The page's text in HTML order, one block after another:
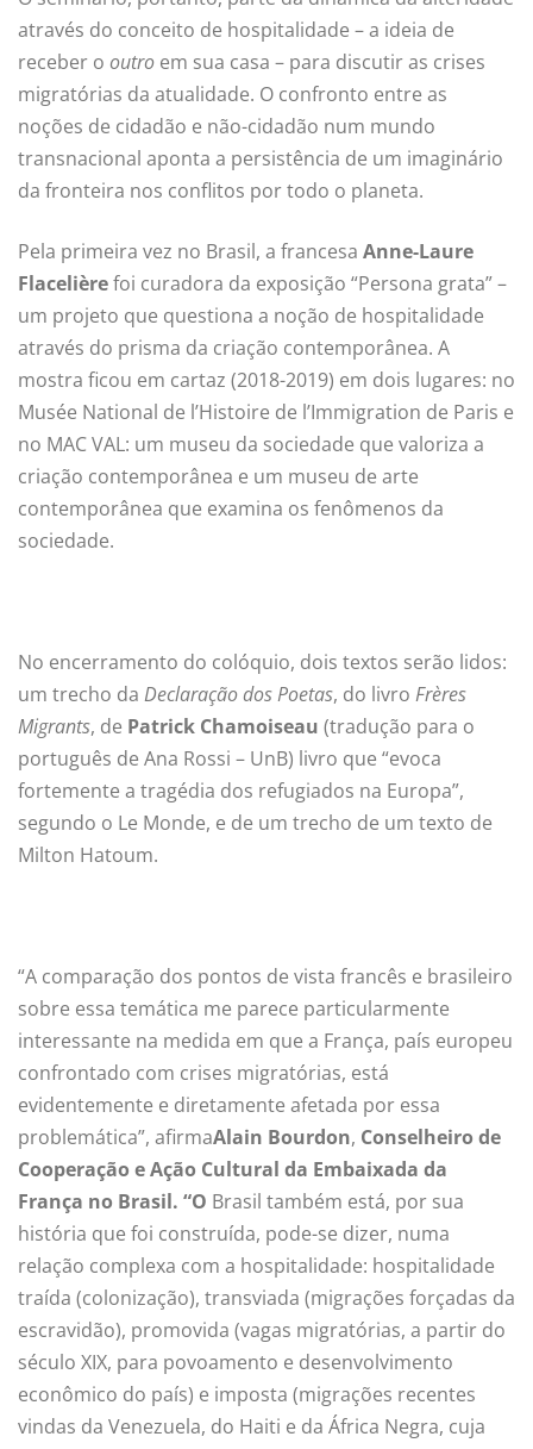
através do conceito de hospitalidade – a ideia de
receber o outro em sua casa – para discutir as crises
migratórias da atualidade. O confronto entre as
noções de cidadão e não-cidadão num mundo
transnacional aponta a persistência de um imaginário
da fronteira nos conflitos por todo o planeta.
Pela primeira vez no Brasil, a francesa Anne-Laure
Flacelièrefoi curadora da exposição “Persona grata” –
um projeto que questiona a noção de hospitalidade
através do prisma da criação contemporânea. A
mostra ficou em cartaz (2018-2019) em dois lugares: no
Musée National de l’Histoire de l’Immigration de Paris e
no MAC VAL: um museu da sociedade que valoriza a
criação contemporânea e um museu de arte
contemporânea que examina os fenômenos da
sociedade.
No encerramento do colóquio, dois textos serão lidos:
um trecho da Declaração dos Poetas, do livro Frères
Migrants, de Patrick Chamoiseau (tradução para o
português de Ana Rossi – UnB) livro que “evoca
fortemente a tragédia dos refugiados na Europa”,
segundo o Le Monde, e de um trecho de um texto de
Milton Hatoum.
“A comparação dos pontos de vista francês e brasileiro
sobre essa temática me parece particularmente
interessante na medida em que a França, país europeu
confrontado com crises migratórias, está
evidentemente e diretamente afetada por essa
problemática”, afirmaAlain Bourdon, Conselheiro de
Cooperação e Ação Cultural da Embaixada da
França no Brasil. “O Brasil também está, por sua
história que foi construída, pode-se dizer, numa
relação complexa com a hospitalidade: hospitalidade
traída (colonização), transviada (migrações forçadas da
escravidão), promovida (vagas migratórias, a partir do
século XIX, para povoamento e desenvolvimento
econômico do país) e imposta (migrações recentes
vindas da Venezuela, do Haiti e da África Negra, cuja